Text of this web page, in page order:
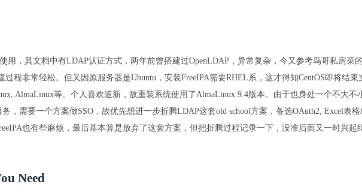
用，其文档中有LDAP认证方式，两年前曾搭建过OpenLDAP，异常复杂，今又参考鸟哥私房菜
过程非常轻松。但又因原服务器是Ubuntu，安装FreeIPA需要RHEL系，这才得知CentOS即将结束
AlmaLinux等。个人喜欢追新，故重装系统使用了AlmaLinux 9.4版本。由于也身处一个不大不
，需要一个方案做SSO，故优先想进一步折腾LDAP这套old school方案，备选OAuth2, Excel表格
也有些麻烦，最后基本算是放弃了这套方案，但把折腾过程记录一下，没准后面又一时兴起
Need